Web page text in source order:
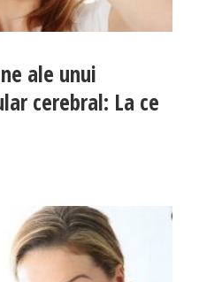
ale unui
cerebral: La ce